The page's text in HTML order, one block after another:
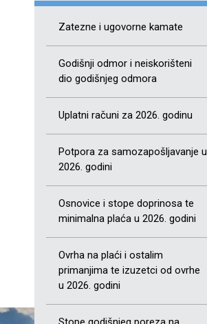
Zatezne i ugovorne kamate
Godišnji odmor i neiskorišteni
dio godišnjeg odmora
Uplatni računi za 2026. godinu
Potpora za samozapošljavanje u
2026. godini
Osnovice i stope doprinosa te
minimalna plaća u 2026. godini
Ovrha na plaći i ostalim
primanjima te izuzetci od ovrhe
u 2026. godini